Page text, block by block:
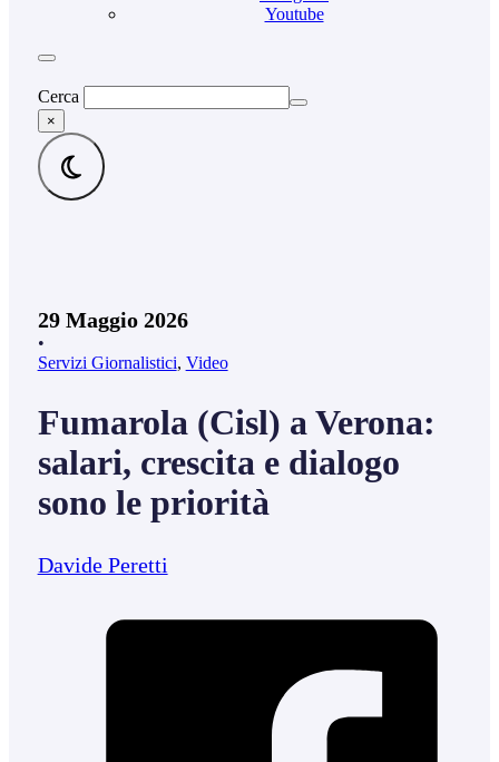
Youtube
Cerca
×
29 Maggio 2026
•
Servizi Giornalistici, Video
Fumarola (Cisl) a Verona:
salari, crescita e dialogo
sono le priorità
Davide Peretti